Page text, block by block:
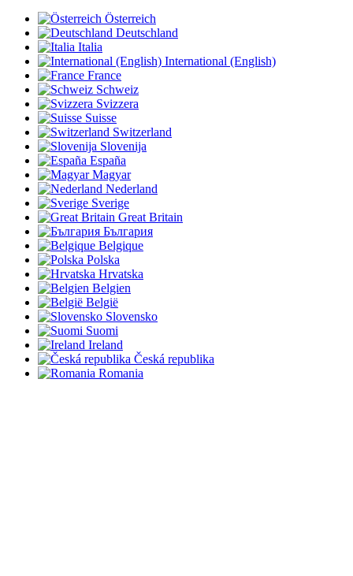
Österreich
Deutschland
Italia
International (English)
France
Schweiz
Svizzera
Suisse
Switzerland
Slovenija
España
Magyar
Nederland
Sverige
Great Britain
България
Belgique
Polska
Hrvatska
Belgien
België
Slovensko
Suomi
Ireland
Česká republika
Romania